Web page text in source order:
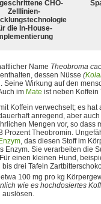
CHO-
Zelllinien-
die In-House-
Name Theobroma
enthalten, dessen Nüsse (
Seine Wirkung auf den
im Mate ist neben
Koffein verwechselt; es
anregend, aber
Mengen vor, so dass
Prozent Theobromin.
Enzym, das diesen Stoff im
Sie verarbeiten die
einen kleinen Hund,
drei Tafeln
100 mg pro kg
wie es hochdosiertes
auslösen.